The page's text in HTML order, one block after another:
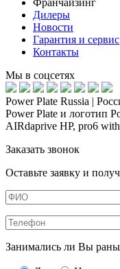
Франчайзинг
Дилеры
Новости
Гарантия и сервис
Контакты
Мы в соцсетях
Power Plate Russia |
Power Plate и логотип
AIRdaprive HP, pro6
Заказать звонок
Оставьте заявку и
Занимались ли Вы